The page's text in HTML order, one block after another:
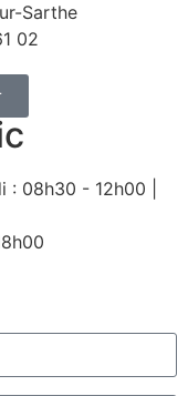
Sarthe
02
: 08h30 - 12h00 |